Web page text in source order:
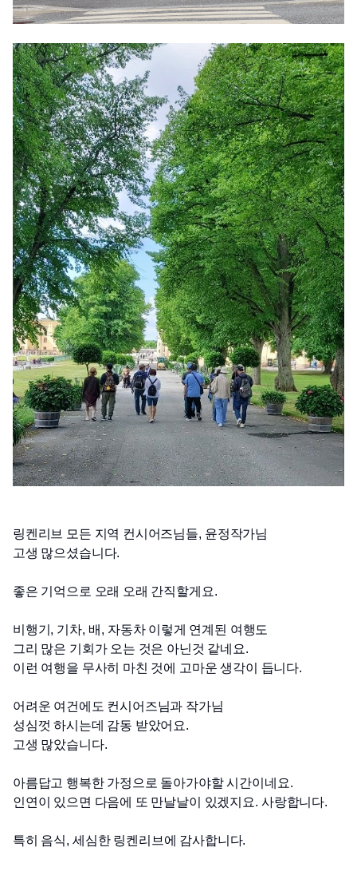
링켄리브 모든 지역 컨시어즈님들, 윤정작가님
고생 많으셨습니다.
좋은 기억으로 오래 오래 간직할게요.
비행기 , 기차, 배 , 자동차 이렇게 연계된 여행도
그리 많은 기회가 오는 것은 아닌것 같네요.
이런 여행을 무사히 마친 것에 고마운 생각이 듭니다.
어려운 여건에도 컨시어즈님과 작가님
성심껏 하시는데 감동 받았어요.
고생 많았습니다.
아름답고 행복한 가정으로 돌아가야할 시간이네요.
인연이 있으면 다음에 또 만날날이 있겠지요. 사랑합니다.
특히 음식, 세심한 링켄리브에 감사합니다.